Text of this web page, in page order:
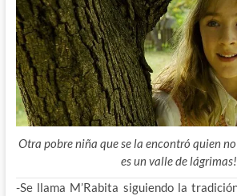
Otra pobre niña que se la encontró quien no
es un valle de lágrimas!
-Se llama M’Rabita siguiendo la